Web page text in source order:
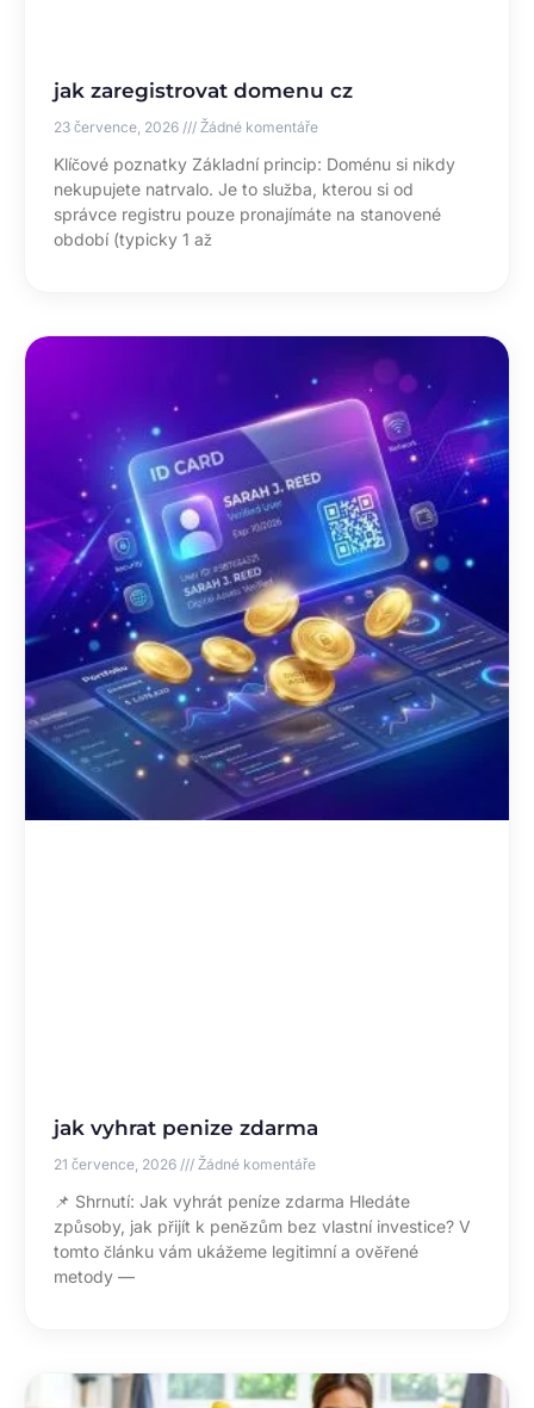
jak zaregistrovat domenu cz
23 července, 2026 Žádné komentáře
Klíčové poznatky Základní princip: Doménu si nikdy
nekupujete natrvalo. Je to služba, kterou si od
správce registru pouze pronajímáte na stanovené
období (typicky 1 až
jak vyhrat penize zdarma
21 července, 2026 Žádné komentáře
📌 Shrnutí: Jak vyhrát peníze zdarma Hledáte
způsoby, jak přijít k penězům bez vlastní investice? V
tomto článku vám ukážeme legitimní a ověřené
metody —